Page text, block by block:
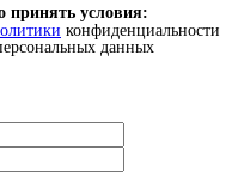
принять условия:
конфиденциальности
данных